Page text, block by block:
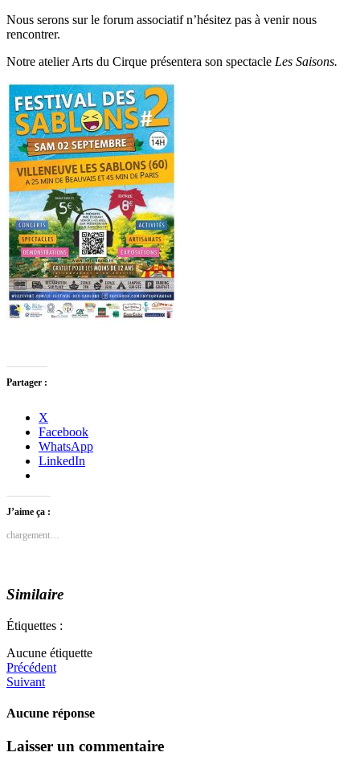
Nous serons sur le forum associatif n’hésitez pas à venir nous
rencontrer.
Notre atelier Arts du Cirque présentera son spectacle Les Saisons.
Partager :
X
Facebook
WhatsApp
LinkedIn
J’aime ça :
chargement…
Similaire
Étiquettes :
Aucune étiquette
Précédent
Suivant
Aucune réponse
Laisser un commentaire